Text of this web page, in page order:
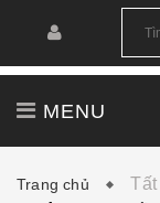
MENU
TRANG CHỦ
Trang chủ